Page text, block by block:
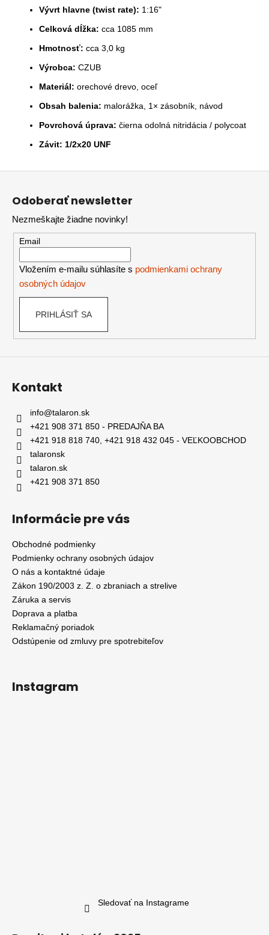
Vývrt hlavne (twist rate): 1:16"
Celková dĺžka: cca 1085 mm
Hmotnosť: cca 3,0 kg
Výrobca: CZUB
Materiál: orechové drevo, oceľ
Obsah balenia: malorážka, 1× zásobník, návod
Povrchová úprava: čierna odolná nitridácia / polycoat
Závit: 1/2x20 UNF
Z
Odoberať newsletter
Nezmeškajte žiadne novinky!
Email
Vložením e-mailu súhlasíte s podmienkami ochrany
osobných údajov
PRIHLÁSIŤ SA
Kontakt
info@talaron.sk
+421 908 371 850 - PREDAJŇA BA
+421 918 818 740, +421 918 432 045 - VEĽKOOBCHOD
talaronsk
talaron.sk
+421 908 371 850
Informácie pre vás
Obchodné podmienky
Podmienky ochrany osobných údajov
O nás a kontaktné údaje
Zákon 190/2003 z. Z. o zbraniach a strelive
Záruka a servis
Doprava a platba
Reklamačný poriadok
Odstúpenie od zmluvy pre spotrebiteľov
Instagram
Sledovať na Instagrame